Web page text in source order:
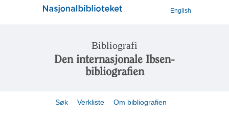
English
Bibliografi
Den internasjonale Ibsen-
bibliografien
Søk Verkliste Om bibliografien